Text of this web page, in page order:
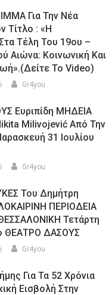
Για Την Νέα
Τίτλο : «Η
Τέλη Του 19ου –
Αιώνα: Κοινωνική Και
Το Video)
Gr4you
Ευριπίδη ΜΗΔΕΙΑ
Milivojević Από Την
31 Ιουλίου
Gr4you
Του Δημήτρη
ΠΕΡΙΟΔΕΙΑ
Τετάρτη
ΘΕΑΤΡΟ ΔΑΣΟΥΣ
Gr4you
Για Τα 52 Χρόνια
Εισβολή Στην